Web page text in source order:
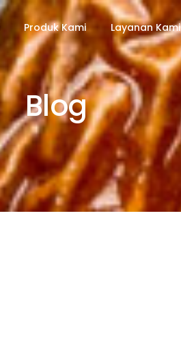
Produk Kami Layanan Kami
Blog